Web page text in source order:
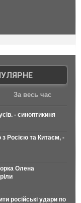
За весь час
- синоптикиня
з Росією та Китаєм, -
Олена
російські удари по